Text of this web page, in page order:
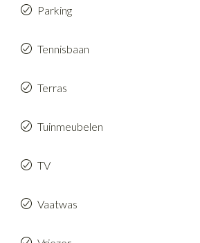
Parking
Tennisbaan
Terras
Tuinmeubelen
TV
Vaatwas